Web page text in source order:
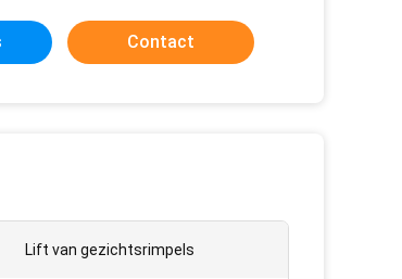
Contact
Lift van gezichtsrimpels